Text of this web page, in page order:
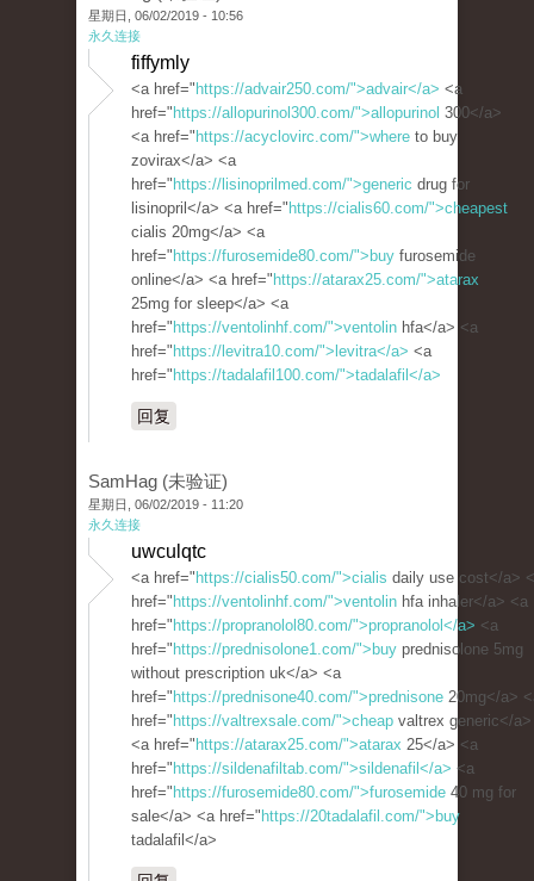
星期日, 06/02/2019 - 10:56
永久连接
fiffymly
<a href=" https://advair250.com/">advair</a> <a
href=" https://allopurinol300.com/">allopurinol 300</a>
<a href=" https://acyclovirc.com/">where to buy
zovirax</a> <a
href=" https://lisinoprilmed.com/">generic drug for
lisinopril</a> <a href=" https://cialis60.com/">cheapest
cialis 20mg</a> <a
href=" https://furosemide80.com/">buy furosemide
online</a> <a href=" https://atarax25.com/">atarax
25mg for sleep</a> <a
href=" https://ventolinhf.com/">ventolin hfa</a> <a
href=" https://levitra10.com/">levitra</a> <a
href=" https://tadalafil100.com/">tadalafil</a>
回复
SamHag (未验证)
星期日, 06/02/2019 - 11:20
永久连接
uwculqtc
<a href=" https://cialis50.com/">cialis daily use cost</a>
href=" https://ventolinhf.com/">ventolin hfa inhaler</a> <a
href=" https://propranolol80.com/">propranolol</a> <a
href=" https://prednisolone1.com/">buy prednisolone 5mg
without prescription uk</a> <a
href=" https://prednisone40.com/">prednisone 20mg</a>
href=" https://valtrexsale.com/">cheap valtrex generic</a>
<a href=" https://atarax25.com/">atarax 25</a> <a
href=" https://sildenafiltab.com/">sildenafil</a> <a
href=" https://furosemide80.com/">furosemide 40 mg for
sale</a> <a href=" https://20tadalafil.com/">buy
tadalafil</a>